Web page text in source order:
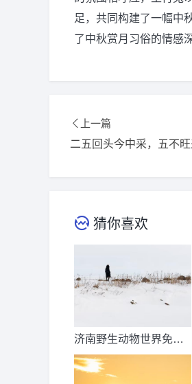
足，共同构建了一幅中
了中秋赏月习俗的情感
上一篇
猜你喜欢
济南野生动物世界免票
时间？济南动物王国票